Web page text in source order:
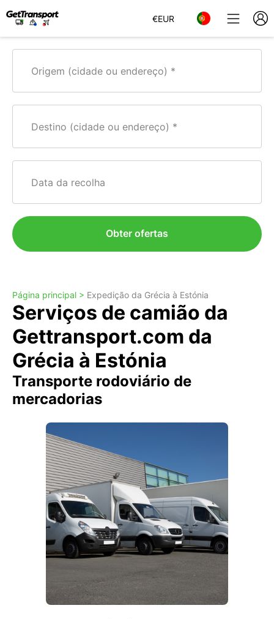
€EUR
Origem (cidade ou endereço)
Destino (cidade ou endereço)
Data da recolha
Obter ofertas
Página principal > Expedição da Grécia à Estónia
Serviços de camião da
Gettransport.com da
Grécia à Estónia
Transporte rodoviário de
mercadorias